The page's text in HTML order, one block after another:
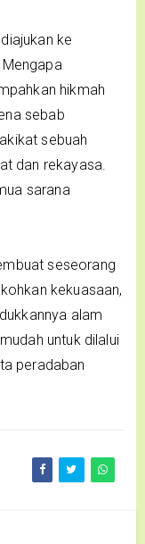
ke
hikmah
sebab
sebuah
dan rekayasa.
sarana
seseorang
kekuasaan,
alam
untuk dilalui
peradaban